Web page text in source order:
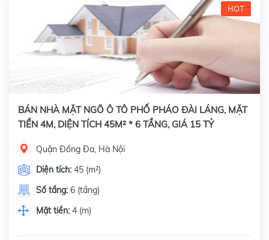
HOT
BÁN NHÀ MẶT NGÕ Ô TÔ PHỐ PHÁO ĐÀI LÁNG, MẶT
TIỀN 4M, DIỆN TÍCH 45M² * 6 TẦNG, GIÁ 15 TỶ
Quận Đống Đa, Hà Nội
Diện tích: 45 (m²)
Số tầng: 6 (tầng)
Mặt tiền: 4 (m)